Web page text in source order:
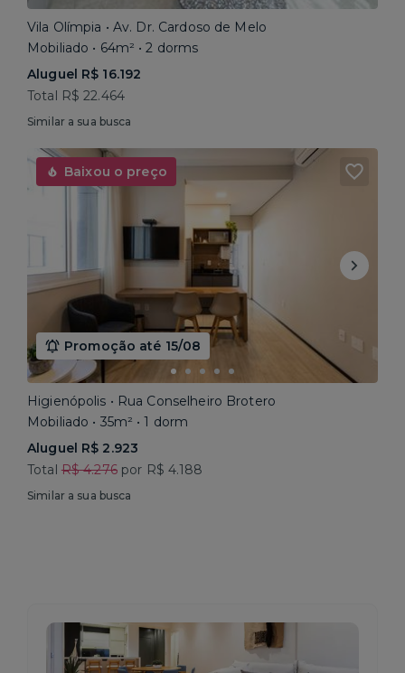
Vila Olímpia • Av. Dr. Cardoso de Melo
Mobiliado • 64m² • 2 dorms
Aluguel R$ 16.192
Total R$ 22.464
Similar a sua busca
Baixou o preço
Promoção até 15/08
Higienópolis • Rua Conselheiro Brotero
Mobiliado • 35m² • 1 dorm
Aluguel R$ 2.923
Total R$ 4.276por R$ 4.188
Similar a sua busca